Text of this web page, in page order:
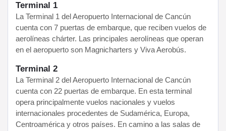
Terminal 1
La Terminal 1 del Aeropuerto Internacional de Cancún
cuenta con 7 puertas de embarque, que reciben vuelos de
aerolíneas chárter. Las principales aerolíneas que operan
en el aeropuerto son Magnicharters y Viva Aerobús.
Terminal 2
La Terminal 2 del Aeropuerto Internacional de Cancún
cuenta con 22 puertas de embarque. En esta terminal
opera principalmente vuelos nacionales y vuelos
internacionales procedentes de Sudamérica, Europa,
Centroamérica y otros países. En camino a las salas de